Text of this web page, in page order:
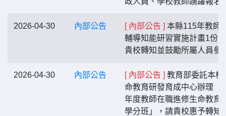
2026-04-30 內部公告 [ 內部公告 ] 本縣115年教師
輔導知能研習實施計畫1份
貴校轉知並鼓勵所屬人員參
2026-04-30 內部公告 [ 內部公告 ] 教育部委託本校
命教育研發育成中心辦理「
年度教師在職進修生命教育
學分班」，請貴校惠予轉知